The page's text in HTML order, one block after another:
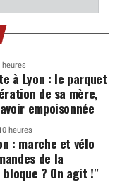
heures
à Lyon : le parquet
de sa mère,
empoisonnée
heures
: marche et vélo
de la
? On agit !"